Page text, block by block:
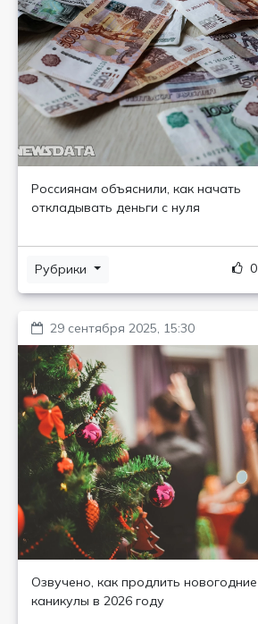
Россиянам объяснили, как начать
откладывать деньги с нуля
Рубрики 0
29 сентября 2025, 15:30
Озвучено, как продлить новогодние
каникулы в 2026 году